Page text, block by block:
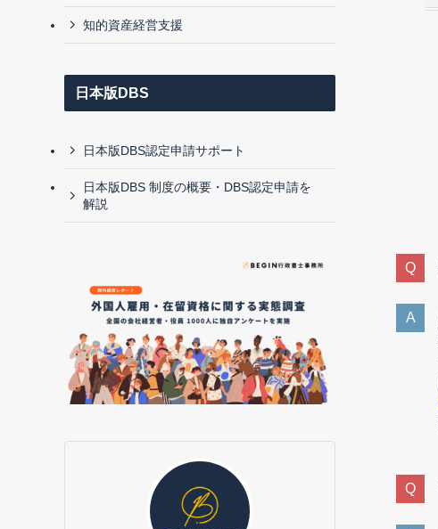
知的資産経営支援
日本版DBS
日本版DBS認定申請サポート
日本版DBS 制度の概要・DBS認定申請を
解説